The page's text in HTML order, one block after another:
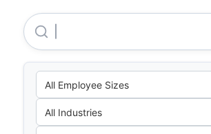
Wizz Air Hungary